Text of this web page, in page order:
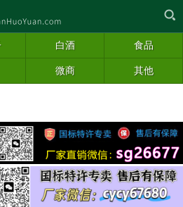
白酒 食品
微商 其他